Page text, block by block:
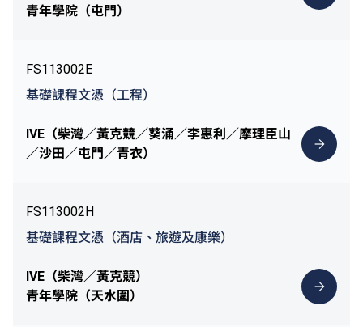
青年學院（屯門）
FS113002E
基礎課程文憑（工程）
IVE（柴灣／黃克競／葵涌／李惠利／摩理臣山
／沙田／屯門／青衣）
FS113002H
基礎課程文憑（酒店、旅遊及康樂）
IVE（柴灣／黃克競）
青年學院（天水圍）